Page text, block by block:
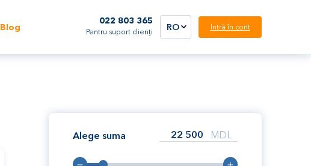
Blog
022 803 365
Pentru suport clienți RO Intră în cont
Alege suma MDL